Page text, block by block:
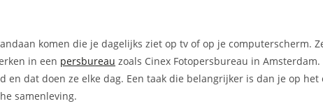
komen die je dagelijks ziet op tv of op je computerscherm.
in een persbureau zoals Cinex Fotopersbureau in Amsterdam.
dat doen ze elke dag. Een taak die belangrijker is dan je op het
samenleving.